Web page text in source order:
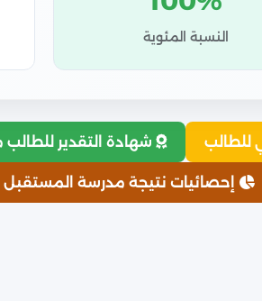
النسبة المئوية
للطالب شهادة التقدير للطالب
إحصائيات نتيجة مدرسة المستقبل